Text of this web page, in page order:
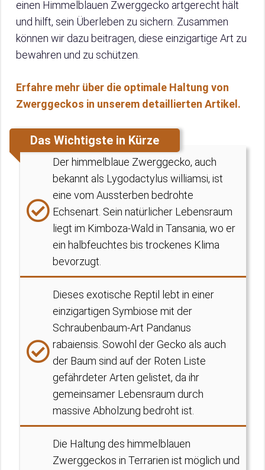
einen Himmelblauen Zwerggecko artgerecht hält
und hilft, sein Überleben zu sichern. Zusammen
können wir dazu beitragen, diese einzigartige Art zu
bewahren und zu schützen.
Erfahre mehr über die optimale Haltung von
Zwerggeckos in unserem detaillierten Artikel.
Das Wichtigste in Kürze
Der himmelblaue Zwerggecko, auch
bekannt als Lygodactylus williamsi, ist
eine vom Aussterben bedrohte
Echsenart. Sein natürlicher Lebensraum
liegt im Kimboza-Wald in Tansania, wo er
ein halbfeuchtes bis trockenes Klima
bevorzugt.
Dieses exotische Reptil lebt in einer
einzigartigen Symbiose mit der
Schraubenbaum-Art Pandanus
rabaiensis. Sowohl der Gecko als auch
der Baum sind auf der Roten Liste
gefährdeter Arten gelistet, da ihr
gemeinsamer Lebensraum durch
massive Abholzung bedroht ist.
Die Haltung des himmelblauen
Zwerggeckos in Terrarien ist möglich und